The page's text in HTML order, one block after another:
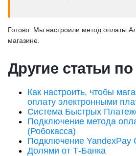
Готово. Мы настроили метод оплаты
магазине.
Другие статьи
Как настроить, чтобы
оплату электронными
Система Быстрых
Подключение метода
(Робокасса)
Подключение YandexPay
Долями от Т-Банка